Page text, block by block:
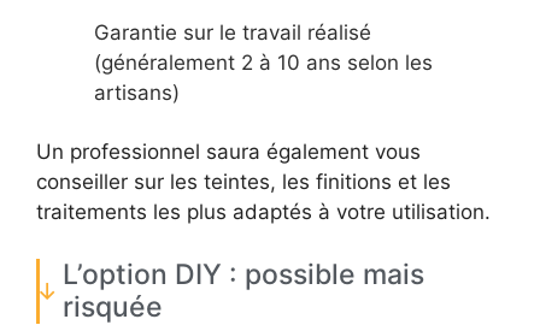
Garantie sur le travail réalisé
(généralement 2 à 10 ans selon les
artisans)
Un professionnel saura également vous
conseiller sur les teintes, les finitions et les
traitements les plus adaptés à votre utilisation.
L’option DIY : possible mais
risquée